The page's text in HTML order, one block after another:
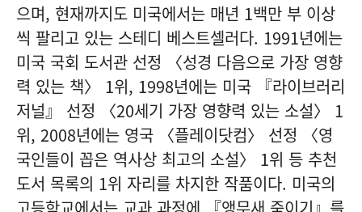
으며, 현재까지도 미국에서는 매년 1백만 부 이상
씩 팔리고 있는 스테디 베스트셀러다. 1991년에는
미국 국회 도서관 선정 〈성경 다음으로 가장 영향
력 있는 책〉 1위, 1998년에는 미국 『라이브러리
저널』 선정 〈20세기 가장 영향력 있는 소설〉 1
위, 2008년에는 영국 〈플레이닷컴〉 선정 〈영
국인들이 꼽은 역사상 최고의 소설〉 1위 등 추천
도서 목록의 1위 자리를 차지한 작품이다. 미국의